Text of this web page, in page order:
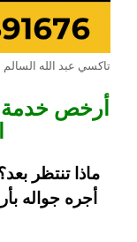
تاكسي عبد الله السالم 69694241 – رقم تاكسي في عبد الله السالم
أرخص خدمة
ماذا تنتظر
أجره جواله